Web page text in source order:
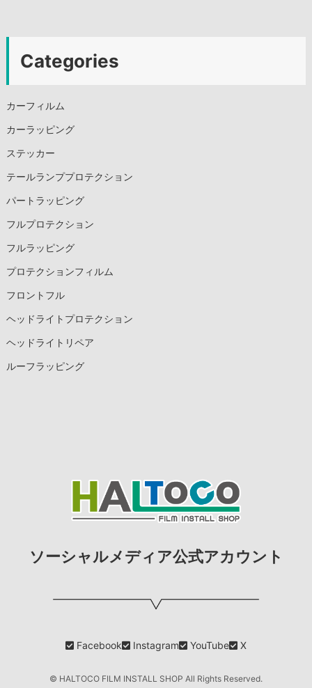
Categories
カーフィルム
カーラッピング
ステッカー
テールランププロテクション
パートラッピング
フルプロテクション
フルラッピング
プロテクションフィルム
フロントフル
ヘッドライトプロテクション
ヘッドライトリペア
ルーフラッピング
ソーシャルメディア公式アカウント
Facebook Instagram YouTube X
© HALTOCO FILM INSTALL SHOP All Rights Reserved.